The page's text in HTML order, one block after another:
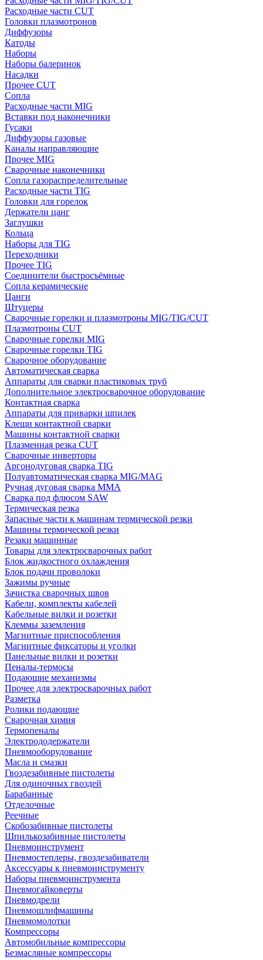
Расходные части CUT
Головки плазмотронов
Диффузоры
Катоды
Наборы
Наборы балеринок
Насадки
Прочее CUT
Сопла
Расходные части MIG
Вставки под наконечники
Гусаки
Диффузоры газовые
Каналы направляющие
Прочее MIG
Сварочные наконечники
Сопла газораспределительные
Расходные части TIG
Головки для горелок
Держатели цанг
Заглушки
Кольца
Наборы для TIG
Переходники
Прочее TIG
Соединители быстросъёмные
Сопла керамические
Цанги
Штуцеры
Сварочные горелки и плазмотроны MIG/TIG/CUT
Плазмотроны CUT
Сварочные горелки MIG
Сварочные горелки TIG
Сварочное оборудование
Автоматическая сварка
Аппараты для сварки пластиковых труб
Дополнительное электросварочное оборудование
Контактная сварка
Аппараты для приварки шпилек
Клещи контактной сварки
Машины контактной сварки
Плазменная резка CUT
Сварочные инверторы
Аргонодуговая сварка TIG
Полуавтоматическая сварка MIG/MAG
Ручная дуговая сварка MMA
Сварка под флюсом SAW
Термическая резка
Запасные части к машинам термической резки
Машины термической резки
Резаки машинные
Товары для электросварочных работ
Блок жидкостного охлаждения
Блок подачи проволоки
Зажимы ручные
Зачистка сварочных швов
Кабели, комплекты кабелей
Кабельные вилки и розетки
Клеммы заземления
Магнитные приспособления
Магнитные фиксаторы и уголки
Панельные вилки и розетки
Пеналы-термосы
Подающие механизмы
Прочее для электросварочных работ
Разметка
Ролики подающие
Сварочная химия
Термопеналы
Электрододержатели
Пневмооборудование
Масла и смазки
Гвоздезабивные пистолеты
Для одиночных гвоздей
Барабанные
Отделочные
Реечные
Скобозабивные пистолеты
Шпилькозабивные пистолеты
Пневмоинструмент
Пневмостеплеры, гвоздезабиватели
Аксессуары к пневмоинструменту
Наборы пневмоинструмента
Пневмогайковерты
Пневмодрели
Пневмошлифмашины
Пневмомолотки
Компрессоры
Автомобильные компрессоры
Безмасляные компрессоры